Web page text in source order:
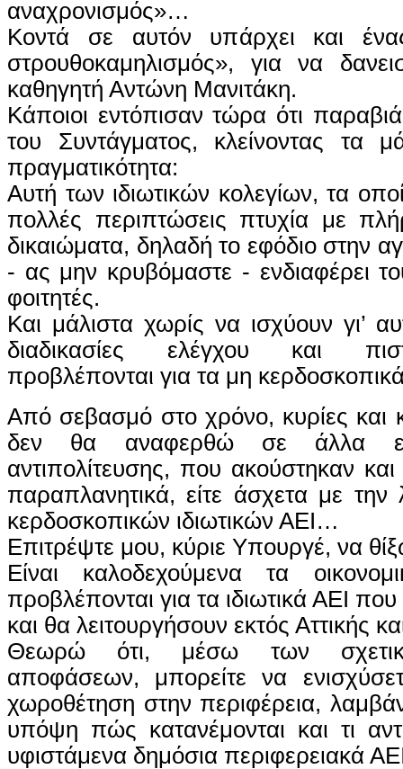
αναχρονισμός»…
Κοντά σε αυτόν υπάρχει και
στρουθοκαμηλισμός», για να
καθηγητή Αντώνη Μανιτάκη.
Κάποιοι εντόπισαν τώρα ότι
του Συντάγματος, κλείνοντας τα
πραγματικότητα:
Αυτή των ιδιωτικών κολεγίων, τα
πολλές περιπτώσεις πτυχία με
δικαιώματα, δηλαδή το εφόδιο στην
- ας μην κρυβόμαστε - ενδιαφέρει
φοιτητές.
Και μάλιστα χωρίς να ισχύουν γι’
διαδικασίες ελέγχου και
προβλέπονται για τα μη κερδοσκοπικά
Από σεβασμό στο χρόνο, κυρίες και
δεν θα αναφερθώ σε άλλα
αντιπολίτευσης, που ακούστηκαν και
παραπλανητικά, είτε άσχετα με την
κερδοσκοπικών ιδιωτικών ΑΕΙ…
Επιτρέψτε μου, κύριε Υπουργέ, να
Είναι καλοδεχούμενα τα
προβλέπονται για τα ιδιωτικά ΑΕΙ
και θα λειτουργήσουν εκτός Αττικής
Θεωρώ ότι, μέσω των
αποφάσεων, μπορείτε να
χωροθέτηση στην περιφέρεια,
υπόψη πώς κατανέμονται και τι
υφιστάμενα δημόσια περιφερειακά